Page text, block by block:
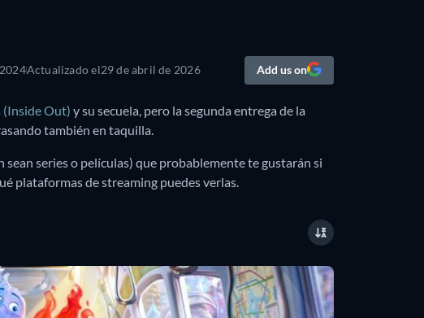
Actualizado el29 de abril de 2026 Add us on
(Inside Out) y su secuela, pero la segunda entrega de la
también en taquilla.
series o películas) que probablemente te gustarán si
plataformas de streaming puedes verlas.